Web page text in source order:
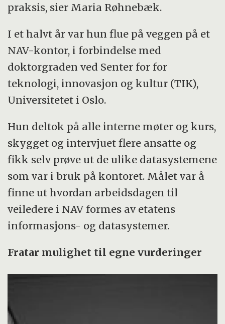
praksis, sier Maria Røhnebæk.
I et halvt år var hun flue på veggen på et
NAV-kontor, i forbindelse med
doktorgraden ved Senter for for
teknologi, innovasjon og kultur (TIK),
Universitetet i Oslo.
Hun deltok på alle interne møter og kurs,
skygget og intervjuet flere ansatte og
fikk selv prøve ut de ulike datasystemene
som var i bruk på kontoret. Målet var å
finne ut hvordan arbeidsdagen til
veiledere i NAV formes av etatens
informasjons- og datasystemer.
Fratar mulighet til egne vurderinger